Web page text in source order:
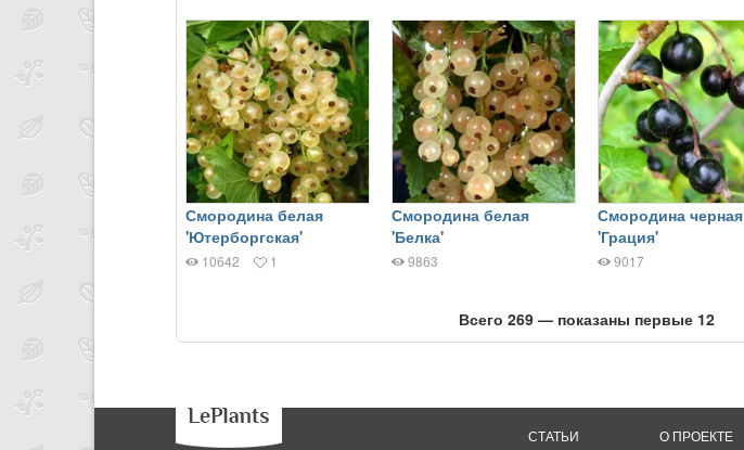
Смородина белая
'Ютерборгская'
10642 1
Смородина белая
'Белка'
9863
Смородина черная
'Грация'
9017
Всего 269 — показаны первые 12
СТАТЬИ
О ПРОЕКТЕ